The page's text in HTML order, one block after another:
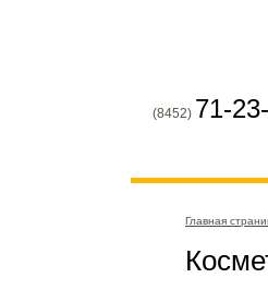
(8452) 71-
Главная